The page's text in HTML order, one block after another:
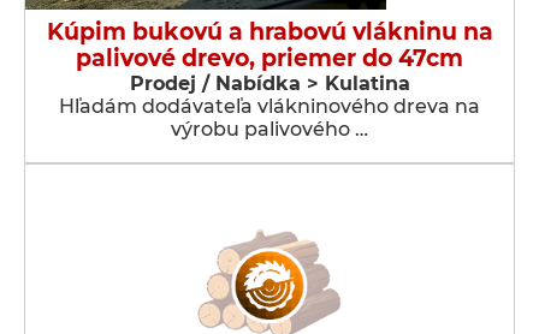
Kúpim bukovú a hrabovú vlákninu na
palivové drevo, priemer do 47cm
Prodej / Nabídka > Kulatina
Hľadám dodávateľa vlákninového dreva na
výrobu palivového …